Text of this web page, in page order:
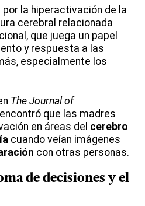
la hiperactivación de la
cerebral relacionada
que juega un papel
y respuesta a las
especialmente los
The Journal of
que las madres
en áreas del cerebro
cuando veían imágenes
con otras personas.
de decisiones y el